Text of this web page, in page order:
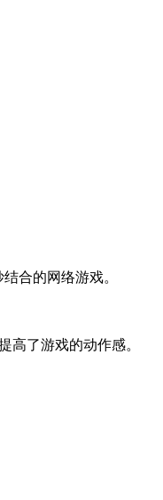
合的网络游戏。
高了游戏的动作感。